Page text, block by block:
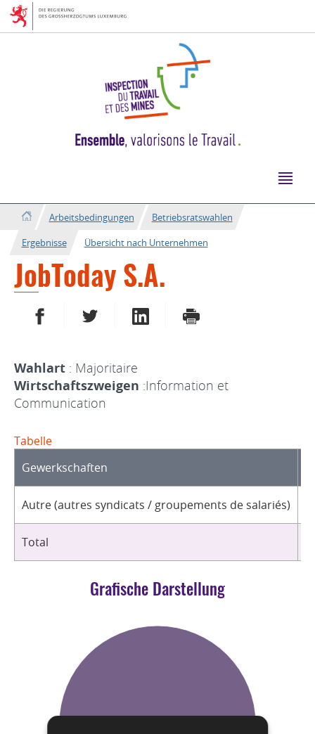
Zur
Navigation
Zum
Inhalt
Arbeitsbedingungen
Betriebsratswahlen
Ergebnisse
Übersicht nach Unternehmen
JobToday S.A.
AUF FACEBOOK TEILENAUF TWITTER TEILENAUF LINKEDIN TEILEN
DRUCKEN
Wahlart : Majoritaire
Wirtschaftszweigen :Information et
Communication
Tabelle
Gewerkschaften
Autre (autres syndicats / groupements de salariés)
Total
Grafische Darstellung